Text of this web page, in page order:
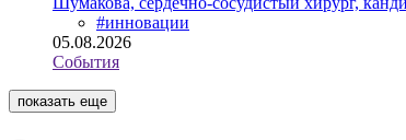
#инновации
05.08.2026
События
показать еще